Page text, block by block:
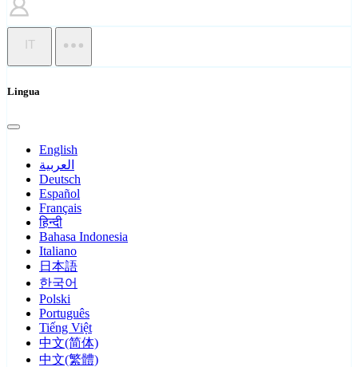
IT
Lingua
English
العربية
Deutsch
Español
Français
हिन्दी
Bahasa Indonesia
Italiano
日本語
한국어
Polski
Português
Tiếng Việt
中文(简体)
中文(繁體)